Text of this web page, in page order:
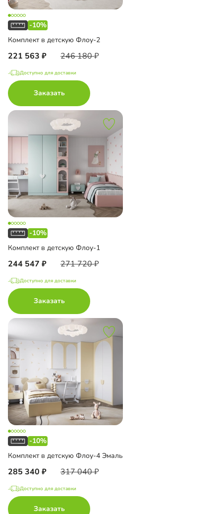
-10%
Комплект в детскую Флоу-2
221 563 246 180
Доступно для доставки
Заказать
-10%
Комплект в детскую Флоу-1
244 547 271 720
Доступно для доставки
Заказать
-10%
Комплект в детскую Флоу-4 Эмаль
285 340 317 040
Доступно для доставки
Заказать